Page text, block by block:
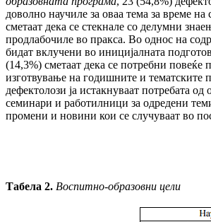
доволно научиле за оваа тема за време
сметаат дека се стекнале со делумни
продлабочиле во пракса. Во однос на
бидат вклучени во иницијалната
(14,3%) сметаат дека се потребни повеќе
изготвување на годиш­ни­те и тематските
дефек­толози ја истакнуваат потребата од
семинари и работилници за одре­дени
про­ме­ни и новини кои се случуваат во
Табела 2. Воспитно-образовни цели